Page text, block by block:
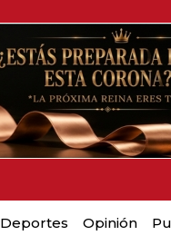
Deportes Opinión